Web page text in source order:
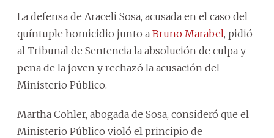
La defensa de Araceli Sosa, acusada en el caso del
quíntuple homicidio junto a Bruno Marabel, pidió
al Tribunal de Sentencia la absolución de culpa y
pena de la joven y rechazó la acusación del
Ministerio Público.
Martha Cohler, abogada de Sosa, consideró que el
Ministerio Público violó el principio de